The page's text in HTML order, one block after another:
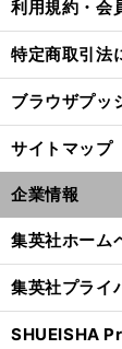
利用規約・会
特定商取引法
ブラウザプッ
サイトマップ
企業情報
集英社ホーム
集英社プライ
SHUEISHA